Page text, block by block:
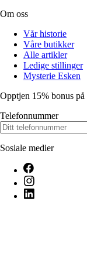
Om oss
Vår historie
Våre butikker
Alle artikler
Ledige stillinger
Mysterie Esken
Opptjen 15% bonus
Telefonnummer
Sosiale medier